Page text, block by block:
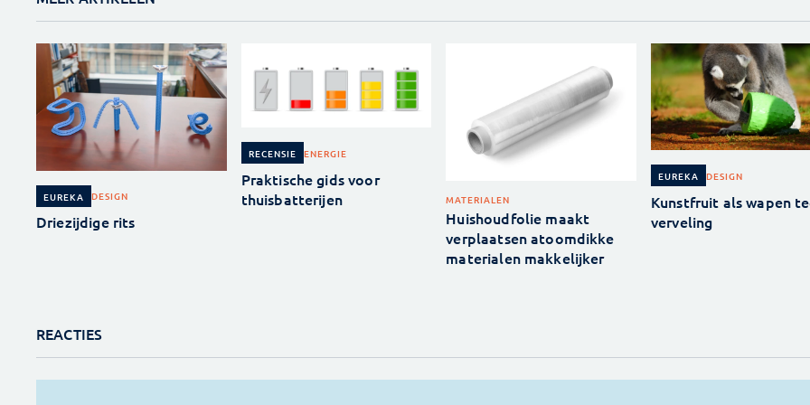
EUREKA DESIGN
Driezijdige rits
RECENSIE ENERGIE
Praktische gids voor
thuisbatterijen
MATERIALEN
Huishoudfolie maakt
verplaatsen atoomdikke
materialen makkelijker
EUREKA DESIGN
Kunstfruit als wapen
verveling
REACTIES